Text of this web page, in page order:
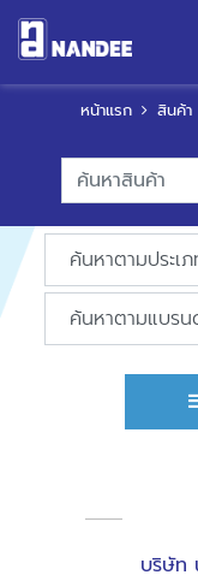
หน้าแรก สินค้า
บริษัท